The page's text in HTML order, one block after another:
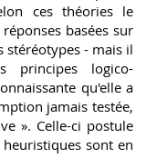
ces théories le
basées sur
stéréotypes - mais il
principes logico-
qu'elle a
jamais testée,
». Celle-ci postule
sont en